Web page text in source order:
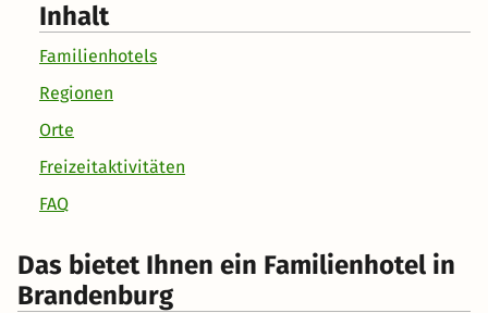
Inhalt
Familienhotels
Regionen
Orte
Freizeitaktivitäten
FAQ
Das bietet Ihnen ein Familienhotel in
Brandenburg